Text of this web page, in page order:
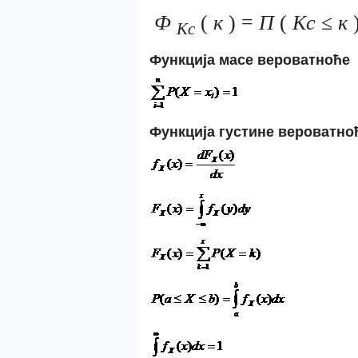
Ф Кс ( к) = П( Кс ≤ к
Функција масе вероватноће
Функција густине